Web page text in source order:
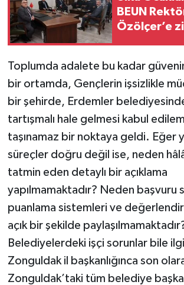
BEUN
Özölçer’e
Toplumda adalete bu kadar
bir ortamda, Gençlerin işsizlikle
bir şehirde, Erdemler belediyesinde
tartışmalı hale gelmesi kabul
taşınamaz bir noktaya geldi. Eğer
süreçler doğru değil ise, neden
tatmin eden detaylı bir açıklama
yapılmamaktadır? Neden başvuru
puanlama sistemleri ve
açık bir şekilde
Belediyelerdeki işçi sorunlar bile
Zonguldak il başkanlığınca son
Zonguldak’taki tüm belediye